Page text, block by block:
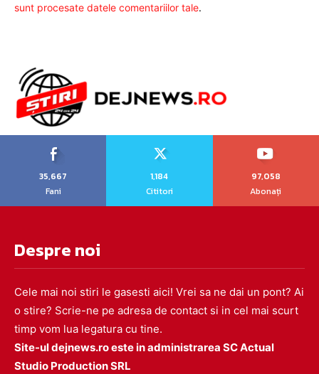
sunt procesate datele comentariilor tale.
35,667
Fani
1,184
Cititori
97,058
Abonați
Despre noi
Cele mai noi stiri le gasesti aici! Vrei sa ne dai un pont? Ai
o stire? Scrie-ne pe adresa de contact si in cel mai scurt
timp vom lua legatura cu tine.
Site-ul dejnews.ro este in administrarea SC Actual
Studio Production SRL